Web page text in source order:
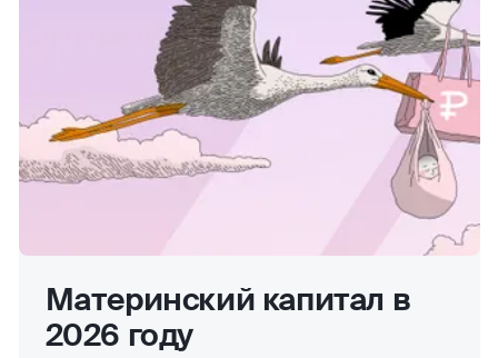
Материнский капитал в
2026 году